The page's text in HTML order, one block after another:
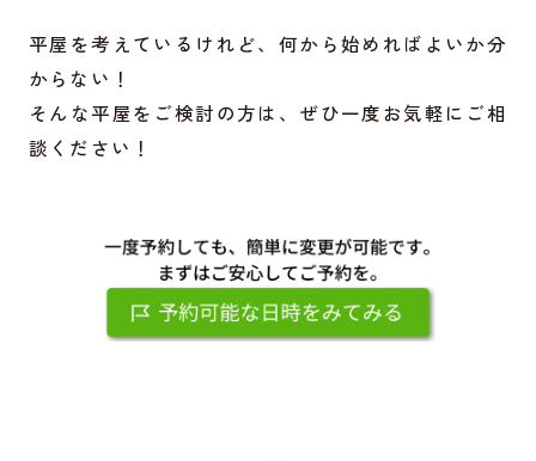
平屋を考えているけれど、何から始めればよいか分
からない！
そんな平屋をご検討の方は、ぜひ一度お気軽にご相
談ください！